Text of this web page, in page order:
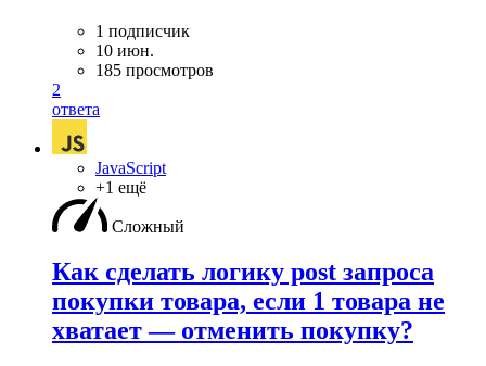
1 подписчик
10 июн.
185 просмотров
2
ответа
JavaScript
+1 ещё
Сложный
Как сделать логику post запроса
покупки товара, если 1 товара не
хватает — отменить покупку?